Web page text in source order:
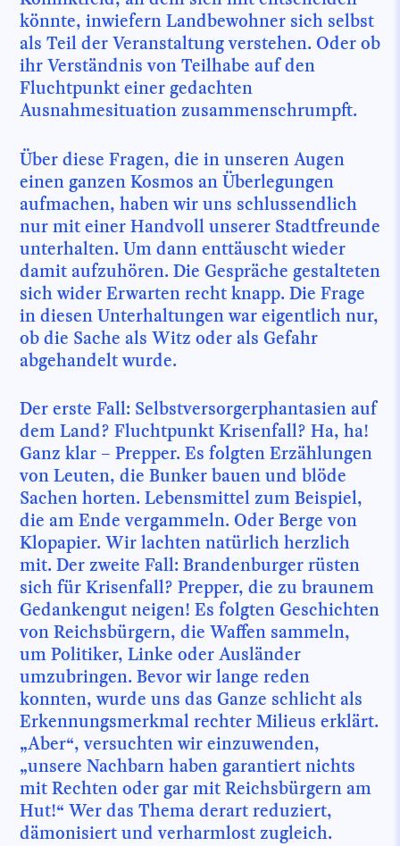
könnte, inwiefern Landbewohner sich selbst
als Teil der Veranstaltung verstehen. Oder ob
ihr Verständnis von Teilhabe auf den
Fluchtpunkt einer gedachten
Ausnahmesituation zusammenschrumpft.
Über diese Fragen, die in unseren Augen
einen ganzen Kosmos an Überlegungen
aufmachen, haben wir uns schlussendlich
nur mit einer Handvoll unserer Stadtfreunde
unterhalten. Um dann enttäuscht wieder
damit aufzuhören. Die Gespräche gestalteten
sich wider Erwarten recht knapp. Die Frage
in diesen Unterhaltungen war eigentlich nur,
ob die Sache als Witz oder als Gefahr
abgehandelt wurde.
Der erste Fall: Selbstversorgerphantasien auf
dem Land? Fluchtpunkt Krisenfall? Ha, ha!
Ganz klar – Prepper. Es folgten Erzählungen
von Leuten, die Bunker bauen und blöde
Sachen horten. Lebensmittel zum Beispiel,
die am Ende vergammeln. Oder Berge von
Klopapier. Wir lachten natürlich herzlich
mit. Der zweite Fall: Brandenburger rüsten
sich für Krisenfall? Prepper, die zu braunem
Gedankengut neigen! Es folgten Geschichten
von Reichsbürgern, die Waffen sammeln,
um Politiker, Linke oder Ausländer
umzubringen. Bevor wir lange reden
konnten, wurde uns das Ganze schlicht als
Erkennungsmerkmal rechter Milieus erklärt.
„Aber“, versuchten wir einzuwenden,
„unsere Nachbarn haben garantiert nichts
mit Rechten oder gar mit Reichsbürgern am
Hut!“ Wer das Thema derart reduziert,
dämonisiert und verharmlost zugleich.